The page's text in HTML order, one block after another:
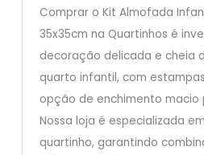
Comprar o Kit Almofada
35x35cm na Quartinhos é
decoração delicada e cheia
quarto infantil, com
opção de enchimento macio
Nossa loja é especializada
quartinho, garantindo